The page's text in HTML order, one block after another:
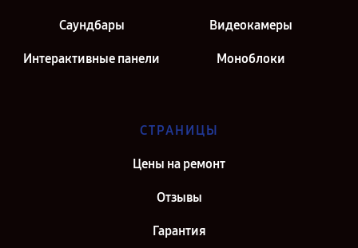
Саундбары Видеокамеры
Интерактивные панели Моноблоки
СТРАНИЦЫ
Цены на ремонт
Отзывы
Гарантия